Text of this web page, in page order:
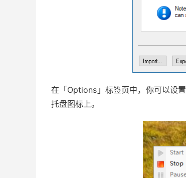
在「Options」标签页中，你可以设置
托盘图标上。